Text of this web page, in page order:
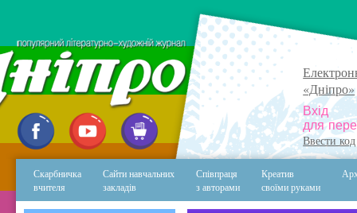
«Дніпро»
Вхід
для
Ввести
Скарбничка
вчителя
Сайти навчальних
закладів
Співпраця
з авторами
Креатив
своїми руками